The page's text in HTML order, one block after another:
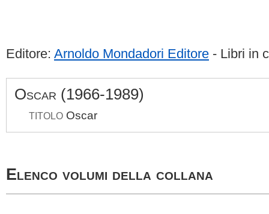
Editore: Arnoldo Mondadori Editore - Libri in
Oscar (1966-1989)
TITOLO Oscar
Elenco volumi della collana